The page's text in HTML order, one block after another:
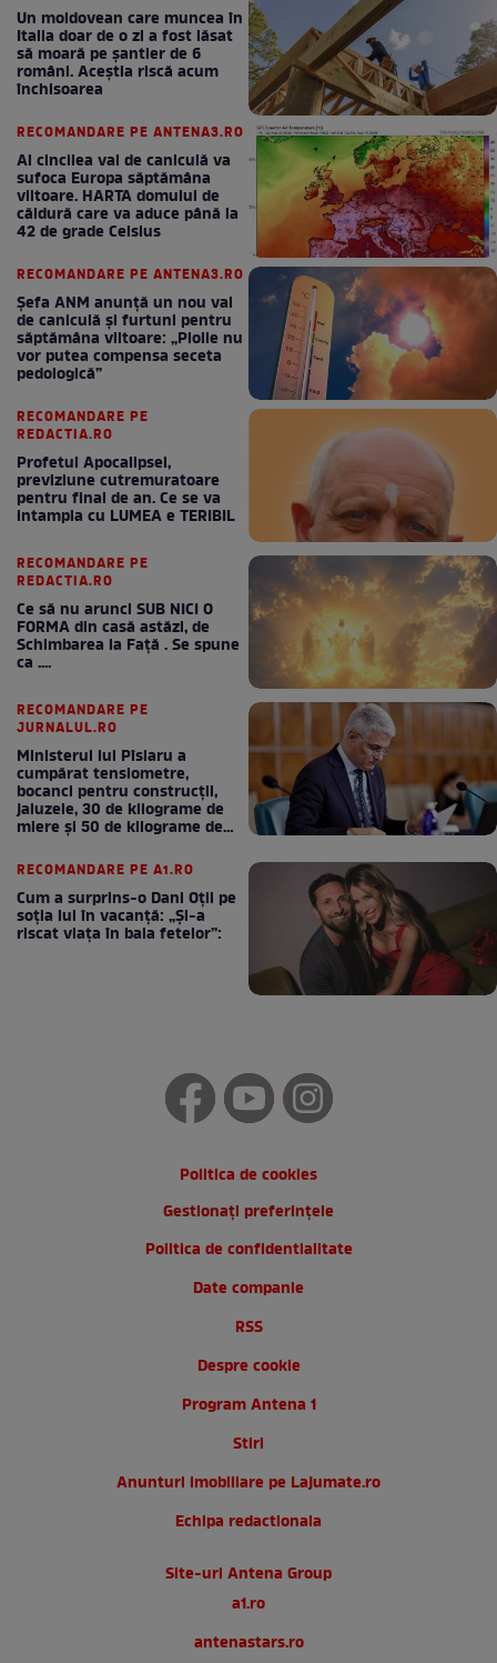
Un moldovean care muncea în
Italia doar de o zi a fost lăsat
să moară pe şantier de 6
români. Aceștia riscă acum
închisoarea
RECOMANDARE PE ANTENA3.RO
Al cincilea val de caniculă va
sufoca Europa săptămâna
viitoare. HARTA domului de
căldură care va aduce până la
42 de grade Celsius
RECOMANDARE PE ANTENA3.RO
Șefa ANM anunță un nou val
de caniculă și furtuni pentru
săptămâna viitoare: „Ploile nu
vor putea compensa seceta
pedologică”
RECOMANDARE PE
REDACTIA.RO
Profetul Apocalipsei,
previziune cutremuratoare
pentru final de an. Ce se va
intampla cu LUMEA e TERIBIL
RECOMANDARE PE
REDACTIA.RO
Ce să nu arunci SUB NICI O
FORMA din casă astăzi, de
Schimbarea la Față . Se spune
ca ....
RECOMANDARE PE
JURNALUL.RO
Ministerul lui Pîslaru a
cumpărat tensiometre,
bocanci pentru construcții,
jaluzele, 30 de kilograme de
miere și 50 de kilograme de
RECOMANDARE PE A1.RO
Cum a surprins-o Dani Oțil pe
soția lui în vacanță: „Și-a
riscat viața în baia fetelor”:
Politica de cookies
Gestionați preferințele
Politica de confidentialitate
Date companie
RSS
Despre cookie
Program Antena 1
Stiri
Anunturi imobiliare pe Lajumate.ro
Echipa redactionala
Site-uri Antena Group
a1.ro
antenastars.ro